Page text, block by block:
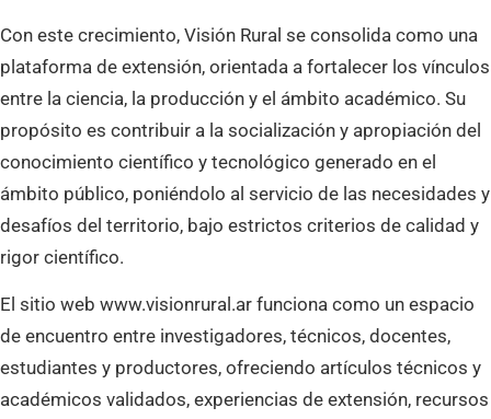
Con este crecimiento, Visión Rural se consolida como una
plataforma de extensión, orientada a fortalecer los vínculos
entre la ciencia, la producción y el ámbito académico. Su
propósito es contribuir a la socialización y apropiación del
conocimiento científico y tecnológico generado en el
ámbito público, poniéndolo al servicio de las necesidades y
desafíos del territorio, bajo estrictos criterios de calidad y
rigor científico.
El sitio web www.visionrural.ar funciona como un espacio
de encuentro entre investigadores, técnicos, docentes,
estudiantes y productores, ofreciendo artículos técnicos y
académicos validados, experiencias de extensión, recursos